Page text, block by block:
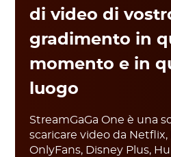
di video di
gradimento in
momento e in
luogo
StreamGaGa One è una
scaricare video da Netflix,
OnlyFans, Disney Plus,